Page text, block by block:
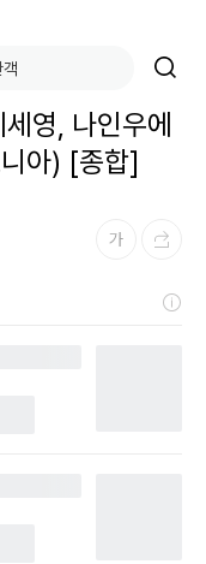
영, 나인우에
아) [종합]